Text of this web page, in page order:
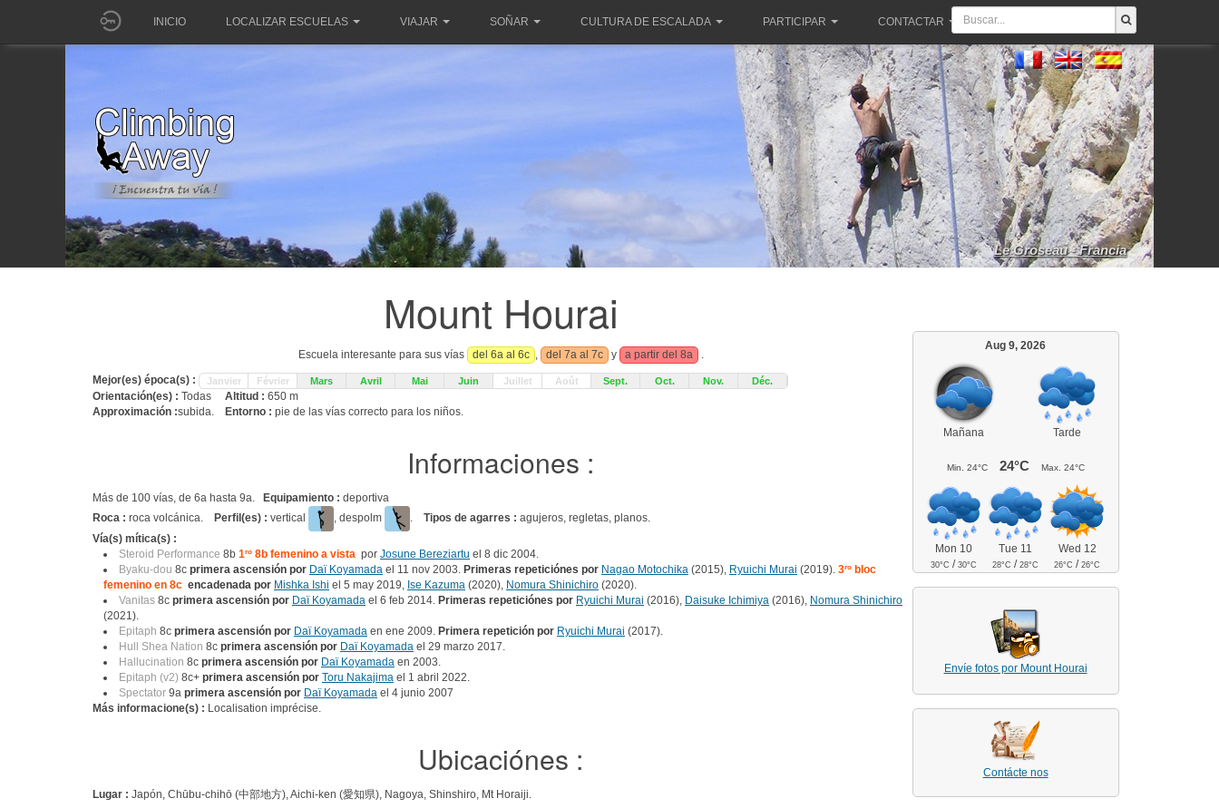
INICIO LOCALIZAR ESCUELAS VIAJAR SOÑAR CULTURA DE ESCALADA PARTICIPAR CONTACTAR
Le Groseau - Francia
Mount Hourai
Escuela interesante para sus vías del 6a al 6c , del 7a al 7c y a partir del 8a .
Mejor(es) época(s) : Janvier Février Mars Avril Mai Juin Juillet Août Sept. Oct. Nov. Déc.
Orientación(es) : Todas Altitud : 650 m
Approximación :subida. Entorno : pie de las vías correcto para los niños.
Informaciones :
Más de 100 vías, de 6a hasta 9a. Equipamiento : deportiva
Roca : roca volcánica. Perfil(es) : vertical , despolm . Tipos de agarres : agujeros, regletas, planos.
Vía(s) mítica(s) :
Steroid Performance 8b 1ro 8b femenino a vista por Josune Bereziartu el 8 dic 2004.
Byaku-dou 8c primera ascensión por Daï Koyamada el 11 nov 2003. Primeras repeticiónes por Nagao Motochika (2015), Ryuichi Murai (2019). 3ro bloc
femenino en 8c encadenada por Mishka Ishi el 5 may 2019, Ise Kazuma (2020), Nomura Shinichiro (2020).
Vanitas 8c primera ascensión por Daï Koyamada el 6 feb 2014. Primeras repeticiónes por Ryuichi Murai (2016), Daisuke Ichimiya (2016), Nomura Shinichiro
(2021).
Epitaph 8c primera ascensión por Daï Koyamada en ene 2009. Primera repetición por Ryuichi Murai (2017).
Hull Shea Nation 8c primera ascensión por Daï Koyamada el 29 marzo 2017.
Hallucination 8c primera ascensión por Daï Koyamada en 2003.
Epitaph (v2) 8c+ primera ascensión por Toru Nakajima el 1 abril 2022.
Spectator 9a primera ascensión por Daï Koyamada el 4 junio 2007
Más informacione(s) : Localisation imprécise.
Ubicaciónes :
Lugar : Japón, Chūbu-chihō (中部地方), Aichi-ken (愛知県), Nagoya, Shinshiro, Mt Horaiji.
Aug 9, 2026
Mañana Tarde
Min. 24°C 24°C Max. 24°C
Mon 10
30°C /30°C
Tue 11
28°C /28°C
Wed 12
26°C /26°C
Envíe fotos por Mount Hourai
Contácte nos